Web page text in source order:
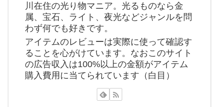
川在住の光り物マニア。光るものなら金
属、宝石、ライト、夜光などジャンルを問
わず何でも好きです。
アイテムのレビューは実際に使って確認す
ることを心がけています。なおこのサイト
の広告収入は100%以上の金額がアイテム
購入費用に当てられています（白目）